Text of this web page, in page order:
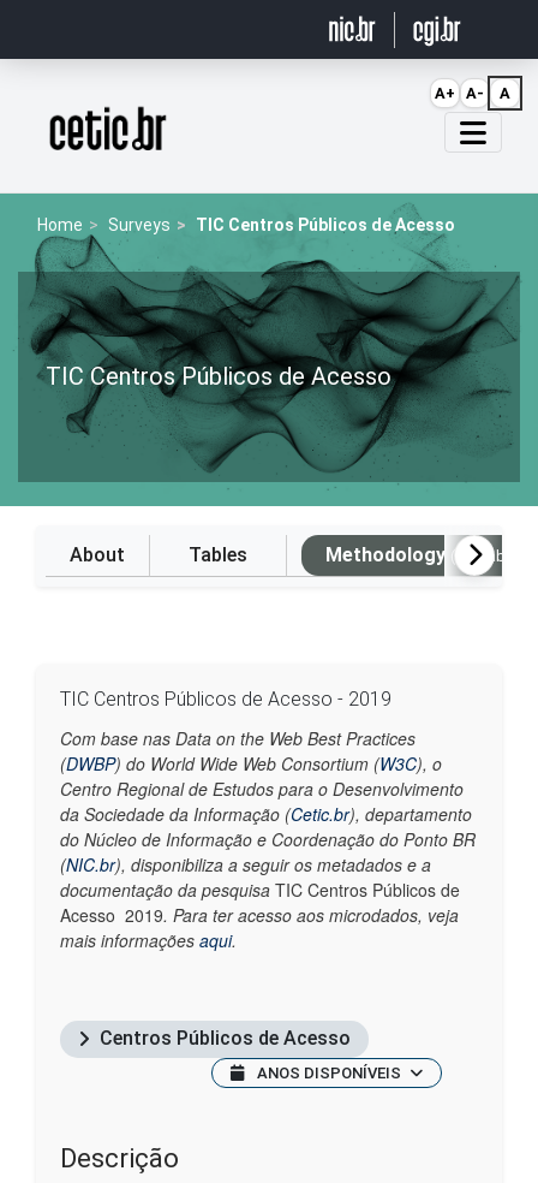
Página inicial
Home Surveys TIC Centros Públicos de Acesso
TIC Centros Públicos de Acesso
About Tables Methodology (Available
TIC Centros Públicos de Acesso - 2019
Com base nas Data on the Web Best Practices
(DWBP) do World Wide Web Consortium (W3C), o
Centro Regional de Estudos para o Desenvolvimento
da Sociedade da Informação (Cetic.br), departamento
do Núcleo de Informação e Coordenação do Ponto BR
(NIC.br), disponibiliza a seguir os metadados e a
documentação da pesquisa TIC Centros Públicos de
Acesso 2019. Para ter acesso aos microdados, veja
mais informações aqui.
Centros Públicos de Acesso
ANOS DISPONÍVEIS
Descrição
A+ A- A